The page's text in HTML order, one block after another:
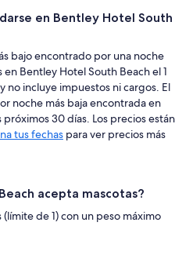
en Bentley Hotel South
bajo encontrado por una noche
Bentley Hotel South Beach el 1
no incluye impuestos ni cargos. El
noche más baja encontrada en
próximos 30 días. Los precios están
tus fechas para ver precios más
acepta mascotas?
de 1) con un peso máximo